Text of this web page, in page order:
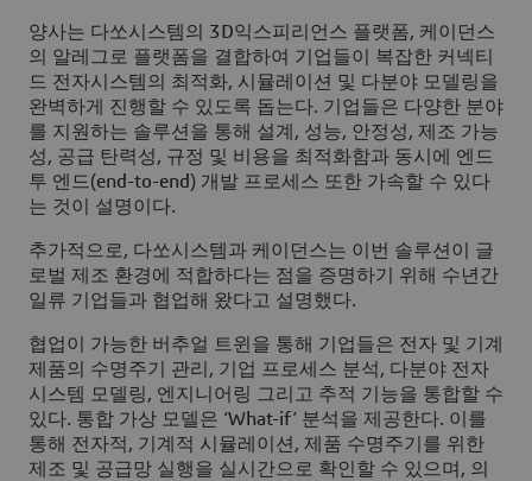
양사는 다쏘시스템의 3D익스피리언스 플랫폼, 케이던스
의 알레그로 플랫폼을 결합하여 기업들이 복잡한 커넥티
드 전자시스템의 최적화, 시뮬레이션 및 다분야 모델링을
완벽하게 진행할 수 있도록 돕는다. 기업들은 다양한 분야
를 지원하는 솔루션을 통해 설계, 성능, 안정성, 제조 가능
성, 공급 탄력성, 규정 및 비용을 최적화함과 동시에 엔드
투 엔드(end-to-end) 개발 프로세스 또한 가속할 수 있다
는 것이 설명이다.
추가적으로, 다쏘시스템과 케이던스는 이번 솔루션이 글
로벌 제조 환경에 적합하다는 점을 증명하기 위해 수년간
일류 기업들과 협업해 왔다고 설명했다.
협업이 가능한 버추얼 트윈을 통해 기업들은 전자 및 기계
제품의 수명주기 관리, 기업 프로세스 분석, 다분야 전자
시스템 모델링, 엔지니어링 그리고 추적 기능을 통합할 수
있다. 통합 가상 모델은 ‘What-if’ 분석을 제공한다. 이를
통해 전자적, 기계적 시뮬레이션, 제품 수명주기를 위한
제조 및 공급망 실행을 실시간으로 확인할 수 있으며, 의